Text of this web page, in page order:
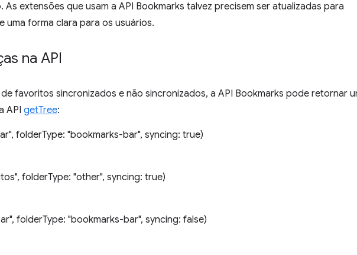
extensões que usam a API Bookmarks talvez precisem ser atualizadas para
forma clara para os usuários.
na API
favoritos sincronizados e não sincronizados, a API Bookmarks pode retornar
API getTree:
folderType: "bookmarks-bar", syncing: true)
folderType: "other", syncing: true)
folderType: "bookmarks-bar", syncing: false)